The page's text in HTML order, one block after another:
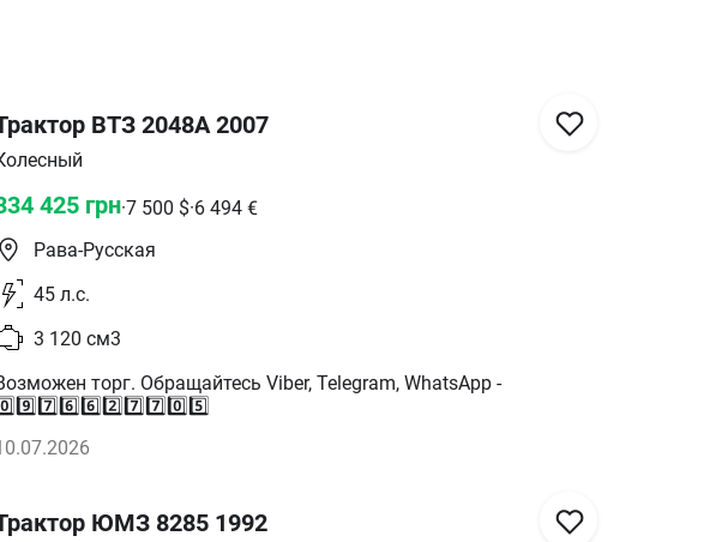
ВТЗ 2048А 2007
425 грн·7 500 $·6 494 €
Рава-Русская
45 л.с.
3 120 см3
торг. Обращайтесь Viber, Telegram, WhatsApp -
ЮМЗ 8285 1992